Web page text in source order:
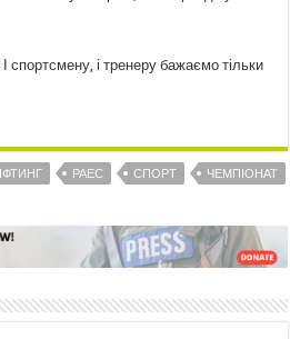
і тренеру бажаємо тільки
РАЕС СПОРТ ЧЕМПІОНАТ